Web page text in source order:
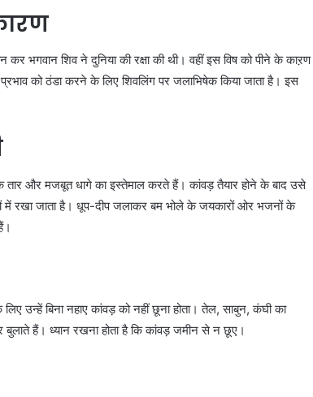
भगवान शिव ने दुनिया की रक्षा की थी। वहीं इस विष को पीने के काऱण
को ठंडा करने के लिए शिवलिंग पर जलाभिषेक किया जाता है। इस
और मजबूत धागे का इस्तेमाल करते हैं। कांवड़ तैयार होने के बाद उसे
में रखा जाता है। धूप-दीप जलाकर बम भोले के जयकारों ओर भजनों के
उन्हें बिना नहाए कांवड़ को नहीं छूना होता। तेल, साबुन, कंघी का
बुलाते हैं। ध्‍यान रखना होता है कि कांवड़ जमीन से न छूए।